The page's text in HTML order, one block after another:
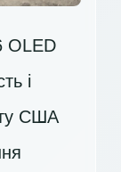
OLED
і
США